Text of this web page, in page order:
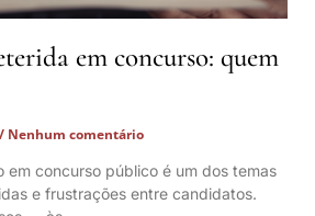
em concurso: quem
Nenhum comentário
em concurso público é um dos temas
e frustrações entre candidatos.